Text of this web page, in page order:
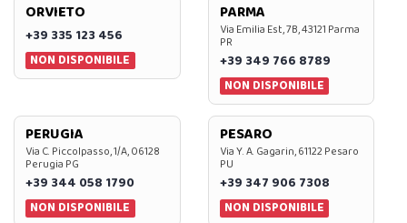
ORVIETO
+39 335 123 456
NON DISPONIBILE
PARMA
Via Emilia Est, 7B, 43121 Parma
PR
+39 349 766 8789
NON DISPONIBILE
PERUGIA
Via C. Piccolpasso, 1/A, 06128
Perugia PG
+39 344 058 1790
NON DISPONIBILE
PESARO
Via Y. A. Gagarin, 61122 Pesaro
PU
+39 347 906 7308
NON DISPONIBILE